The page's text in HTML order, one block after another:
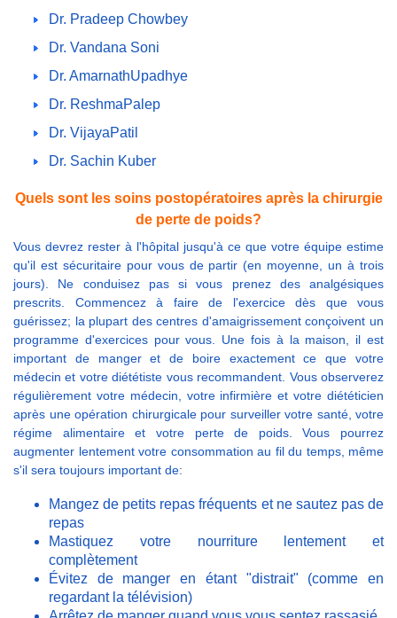
Dr. Pradeep Chowbey
Dr. Vandana Soni
Dr. AmarnathUpadhye
Dr. ReshmaPalep
Dr. VijayaPatil
Dr. Sachin Kuber
Quels sont les soins postopératoires après la chirurgie
de perte de poids?
Vous devrez rester à l'hôpital jusqu'à ce que votre équipe estime
qu'il est sécuritaire pour vous de partir (en moyenne, un à trois
jours). Ne conduisez pas si vous prenez des analgésiques
prescrits. Commencez à faire de l'exercice dès que vous
guérissez; la plupart des centres d'amaigrissement conçoivent un
programme d'exercices pour vous. Une fois à la maison, il est
important de manger et de boire exactement ce que votre
médecin et votre diététiste vous recommandent. Vous observerez
régulièrement votre médecin, votre infirmière et votre diététicien
après une opération chirurgicale pour surveiller votre santé, votre
régime alimentaire et votre perte de poids. Vous pourrez
augmenter lentement votre consommation au fil du temps, même
s'il sera toujours important de:
Mangez de petits repas fréquents et ne sautez pas de
repas
Mastiquez votre nourriture lentement et
complètement
Évitez de manger en étant "distrait" (comme en
regardant la télévision)